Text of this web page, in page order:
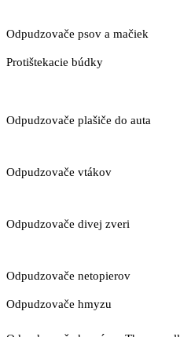
Odpudzovače psov a mačiek
Protištekacie búdky
Odpudzovače plašiče do auta
Odpudzovače vtákov
Odpudzovače divej zveri
Odpudzovače netopierov
Odpudzovače hmyzu